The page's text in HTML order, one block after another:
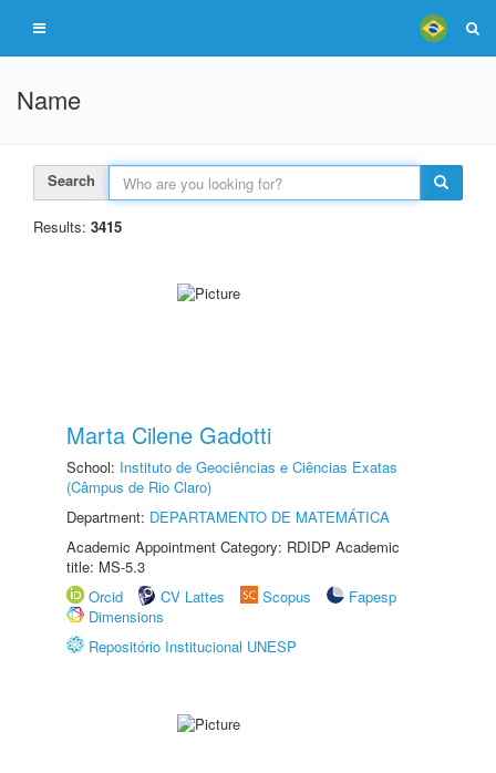
Name
Search
Results: 3415
Marta Cilene Gadotti
School: Instituto de Geociências e Ciências Exatas
(Câmpus de Rio Claro)
Department: DEPARTAMENTO DE MATEMÁTICA
Academic Appointment Category: RDIDP Academic
title: MS-5.3
Orcid
CV Lattes Scopus
Fapesp
Dimensions
Repositório Institucional UNESP